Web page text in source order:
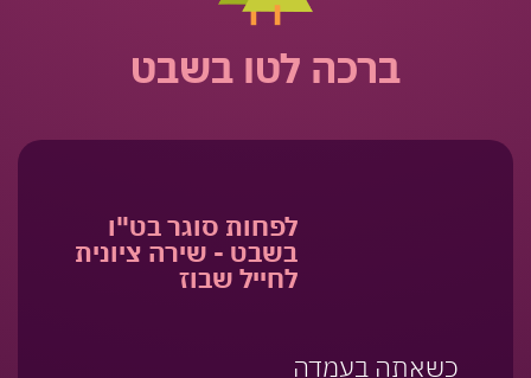
ברכה לטו בשבט
לפחות סוגר בט"ו
בשבט - שירה ציונית
לחייל שבוז
כשאתה בעמדה